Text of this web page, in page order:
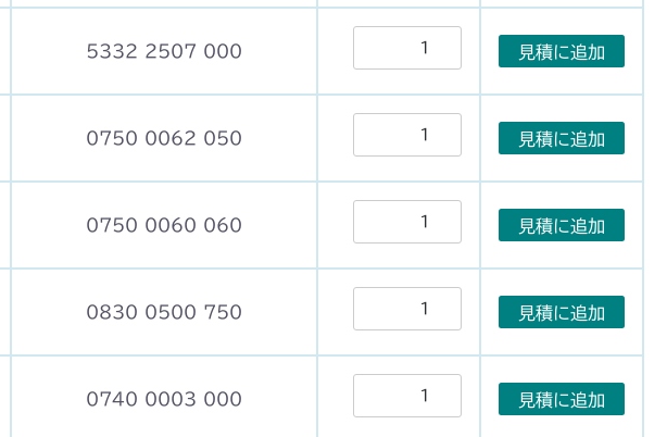
5332 2507 000 見積に追加
0750 0062 050 見積に追加
0750 0060 060 見積に追加
0830 0500 750 見積に追加
0740 0003 000 見積に追加